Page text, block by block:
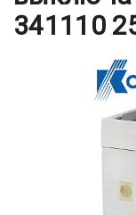
341110